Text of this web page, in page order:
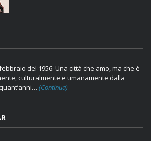
del 1956. Una città che amo, ma che è
culturalmente e umanamente dalla
(Continua)